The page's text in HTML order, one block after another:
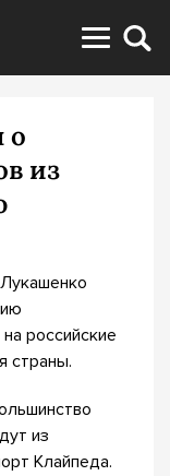
о
из
российские
страны.
из
Клайпеда.